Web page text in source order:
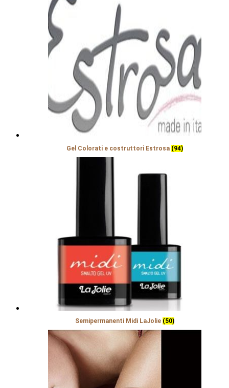
Gel Colorati e costruttori Estrosa (94)
Semipermanenti Midi LaJolie (50)